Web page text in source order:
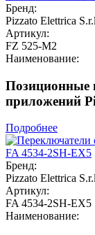
Бренд:
Pizzato Elettrica
Артикул:
FZ 525-M2
Наименование:
Позиционные
приложений
Подробнее
Бренд:
Pizzato Elettrica
Артикул:
FA 4534-2SH-EX5
Наименование: